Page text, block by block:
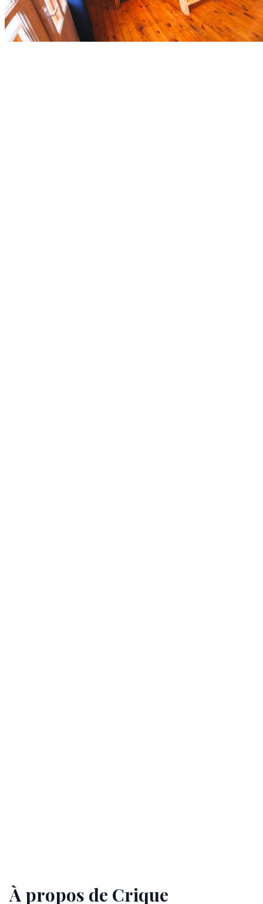
À propos de Crique